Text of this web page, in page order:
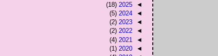
◄
2025
(18)
◄
2024
(5)
◄
2023
(2)
◄
2022
(2)
◄
2021
(4)
◄
2020
(1)